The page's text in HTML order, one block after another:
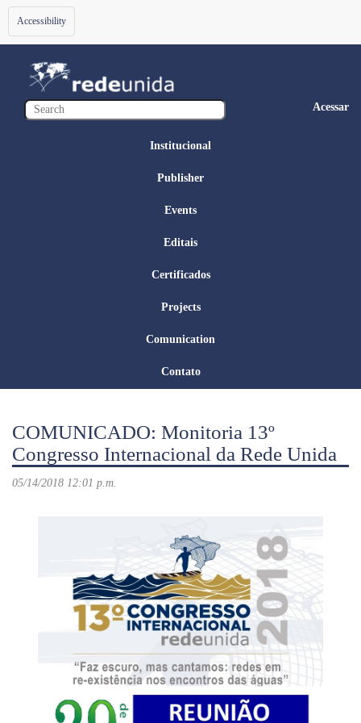
Toggle
navigation
Accessibility
Acessar
Institucional
Publisher
Events
Editais
Certificados
Projects
Comunication
Contato
COMUNICADO: Monitoria 13º
Congresso Internacional da Rede Unida
05/14/2018 12:01 p.m.